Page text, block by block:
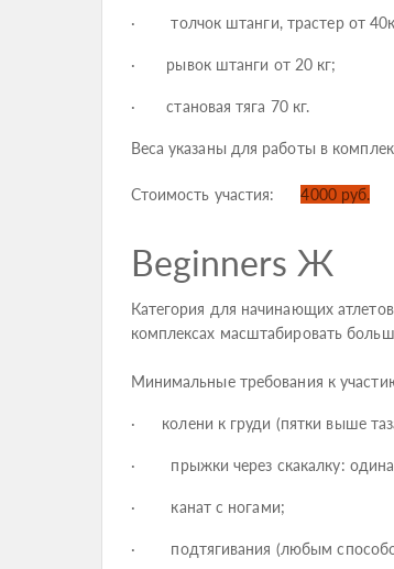
· толчок штанги, трастер от
· рывок штанги от 20 кг;
· становая тяга 70 кг.
Веса указаны для работы в
Стоимость участия: 4000 руб.
Beginners Ж
Категория для начинающих
комплексах масштабировать
Минимальные требования к
· колени к груди (пятки выше
· прыжки через скакалку:
· канат с ногами;
· подтягивания (любым